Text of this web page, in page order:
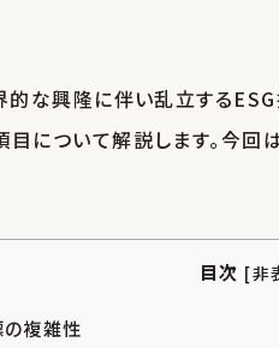
な興隆に伴い乱立する
について解説します。今回は
目次 [非
複雑性